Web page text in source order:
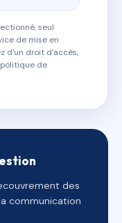
seul
de mise en
d'un droit d'accès,
de
des
communication